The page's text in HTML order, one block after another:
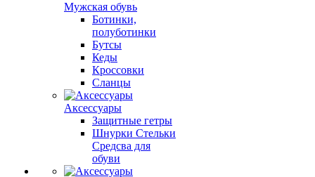
Мужская обувь
Ботинки,
полуботинки
Бутсы
Кеды
Кроссовки
Сланцы
Аксессуары
Защитные гетры
Шнурки Стельки
Средсва для
обуви